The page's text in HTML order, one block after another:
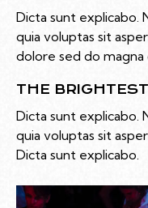
Dicta sunt explicabo.
quia voluptas sit
dolore sed do magna
THE
Dicta sunt explicabo.
quia voluptas sit
Dicta sunt explicabo.